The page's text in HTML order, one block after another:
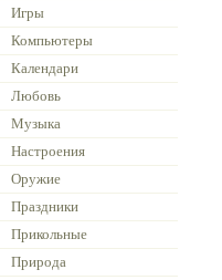
Игры
Компьютеры
Календари
Любовь
Музыка
Настроения
Оружие
Праздники
Прикольные
Природа